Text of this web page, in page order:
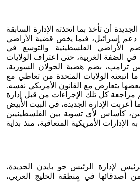
الجديدة أن تأخذ بما اتخذته الإدارة السابقة
إسرائيل، فيما يخص قضية الأراضي
الأراضي الفلسطينية والتوسع في
في الضفة الغربية، حتى اعتراف الولايات
ترامب، بضم هضبة الجولان السورية،
اتبعته الولايات المتحدة من تعاطي مع
يتعارض مع القانون الأمريكي نفسه.
مراجعة كل تلك الإجراءات من قبل إدارة
أعربت الإدارة الجديدة، في البيت الأبيض
كأساس لأي تسوية بين الفلسطينيين
الإدارات الأمريكية المتعاقبة، منذ بداية
لإدارة الرئيس جو بايدن الجديدة،
أصدقائها في منطقة الخليج العربي،